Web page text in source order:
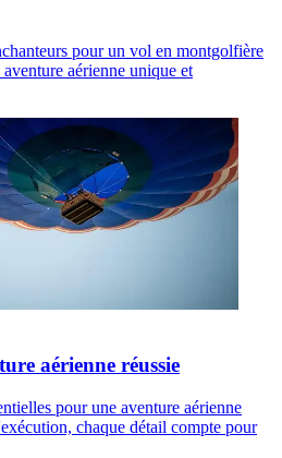
pour un vol en montgolfière
aérienne unique et
aérienne réussie
pour une aventure aérienne
chaque détail compte pour